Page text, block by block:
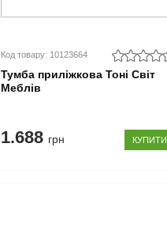
Код товару: 10123664
Тумба приліжкова Тоні Світ
Меблів
1.688 грн КУПИТИ